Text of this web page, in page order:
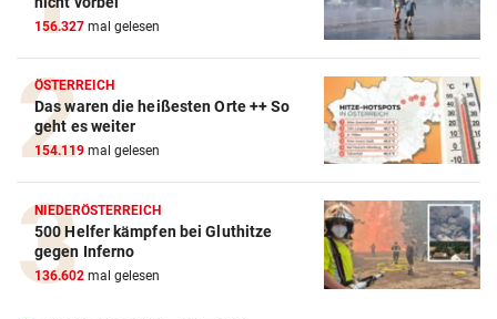
156.327 mal gelesen
ÖSTERREICH
Das waren die heißesten Orte ++ So
geht es weiter
154.119 mal gelesen
NIEDERÖSTERREICH
500 Helfer kämpfen bei Gluthitze
gegen Inferno
136.602 mal gelesen